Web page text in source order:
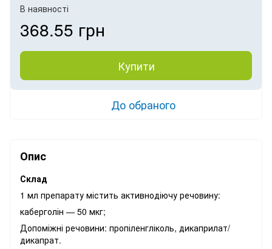
В наявності
368.55 грн
Купити
До обраного
Опис
Склад
1 мл препарату містить активнодіючу речовину:
каберголін — 50 мкг;
Допоміжні речовини: пропіленгліколь, дикаприлат/
дикапрат.